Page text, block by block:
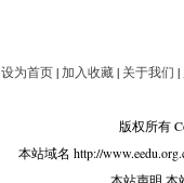
设为首页|加入收藏| 关于我们 |
版权所有
本站域名 http://